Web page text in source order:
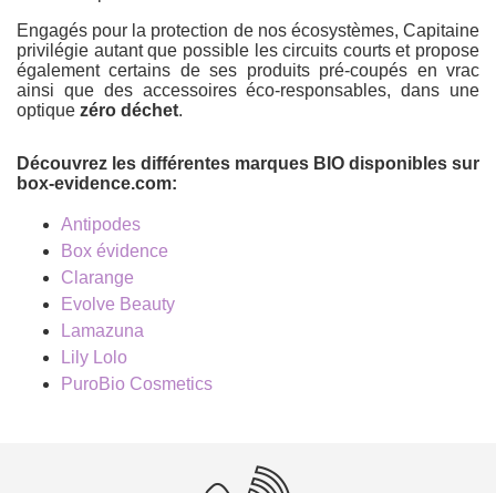
Engagés pour la protection de nos écosystèmes, Capitaine
privilégie autant que possible les circuits courts et propose
également certains de ses produits pré-coupés en vrac
ainsi que des accessoires éco-responsables, dans une
optique zéro déchet.
Découvrez les différentes marques BIO disponibles sur
box-evidence.com:
Antipodes
Box évidence
Clarange
Evolve Beauty
Lamazuna
Lily Lolo
PuroBio Cosmetics